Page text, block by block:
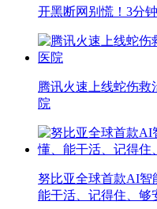
开黑断网别慌！3分
腾讯火速上线蛇伤救
院
努比亚全球首款AI智
能干活、记得住、够